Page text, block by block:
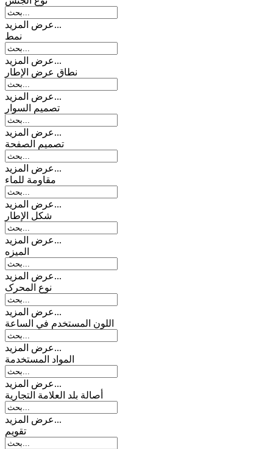
عرض المزيد...
نمط
عرض المزيد...
نطاق عرض الإطار
عرض المزيد...
تصمیم السوار
عرض المزيد...
تصميم الصفحة
عرض المزيد...
مقاومة للماء
عرض المزيد...
شكل الإطار
عرض المزيد...
المیزه
عرض المزيد...
نوع المحرک
عرض المزيد...
اللون المستخدم في الساعة
عرض المزيد...
المواد المستخدمة
عرض المزيد...
أصالة بلد العلامة التجارية
عرض المزيد...
تقويم